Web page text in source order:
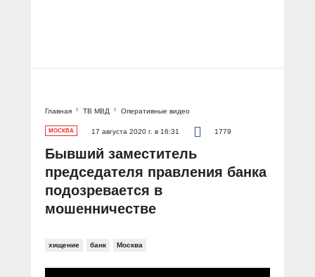
Главная ТВ МВД Оперативные видео
МОСКВА 17 августа 2020 г. в 16:31 1779
Бывший заместитель
председателя правления банка
подозревается в
мошенничестве
хищение банк Москва